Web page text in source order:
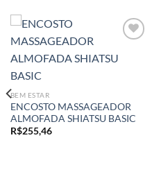
BEM ESTAR
ENCOSTO MASSAGEADOR
ALMOFADA SHIATSU BASIC
R$255,46